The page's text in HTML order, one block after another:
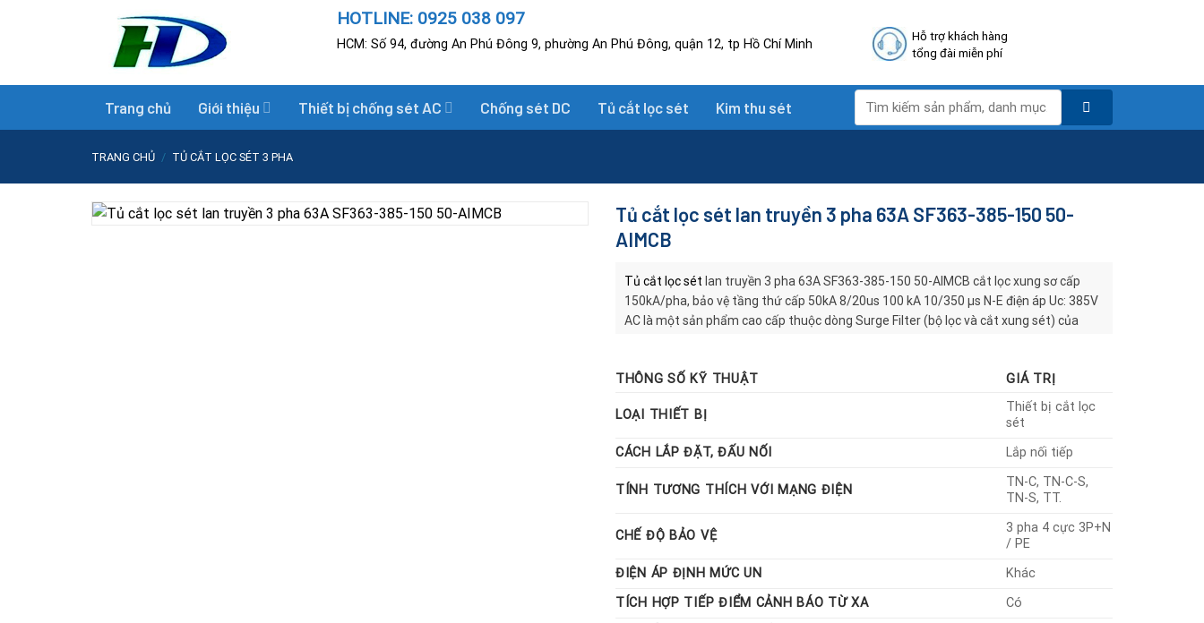
HOTLINE: 0925 038 097
HCM: Số 94, đường An Phú Đông 9, phường An Phú Đông, quận 12, tp Hồ Chí Minh
Hỗ trợ khách hàng
tổng đài miễn phí
Trang chủ Giới thiệu Thiết bị chống sét AC Chống sét DC Tủ cắt lọc sét Kim thu sét
kiếm:
TRANG CHỦ / TỦ CẮT LỌC SÉT 3 PHA
Tủ cắt lọc sét lan truyền 3 pha 63A SF363-385-150 50-
AIMCB
Tủ cắt lọc sét lan truyền 3 pha 63A SF363-385-150 50-AIMCB cắt lọc xung sơ cấp
150kA/pha, bảo vệ tầng thứ cấp 50kA 8/20us 100 kA 10/350 µs N-E điện áp Uc: 385V
AC là một sản phẩm cao cấp thuộc dòng Surge Filter (bộ lọc và cắt xung sét) của
điện nhạy cảm khỏi xung sét lan truyền, quá điện áp, nhiễu cao tần và các xung đột
THÔNG SỐ KỸ THUẬT GIÁ TRỊ
LOẠI THIẾT BỊ
Thiết bị cắt lọc
sét
CÁCH LẮP ĐẶT, ĐẤU NỐI
Lắp nối tiếp
TÍNH TƯƠNG THÍCH VỚI MẠNG ĐIỆN
TN-C, TN-C-S,
TN-S, TT.
CHẾ ĐỘ BẢO VỆ
3 pha 4 cực 3P+N
/ PE
ĐIỆN ÁP ĐỊNH MỨC UN
Khác
TÍCH HỢP TIẾP ĐIỂM CẢNH BÁO TỪ XA
Có